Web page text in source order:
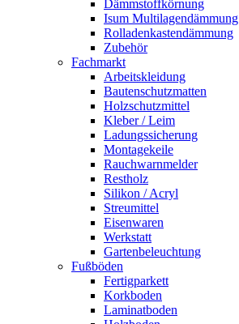
Dämmstoffkörnung
Isum Multilagendämmung
Rolladenkastendämmung
Zubehör
Fachmarkt
Arbeitskleidung
Bautenschutzmatten
Holzschutzmittel
Kleber / Leim
Ladungssicherung
Montagekeile
Rauchwarnmelder
Restholz
Silikon / Acryl
Streumittel
Eisenwaren
Werkstatt
Gartenbeleuchtung
Fußböden
Fertigparkett
Korkboden
Laminatboden